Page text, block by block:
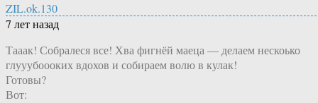
ZIL.ok.130
7 лет назад
Тааак! Собралеся все! Хва фигнёй маеца — делаем нескоько
глууубоооких вдохов и собираем волю в кулак!
Готовы?
Вот: